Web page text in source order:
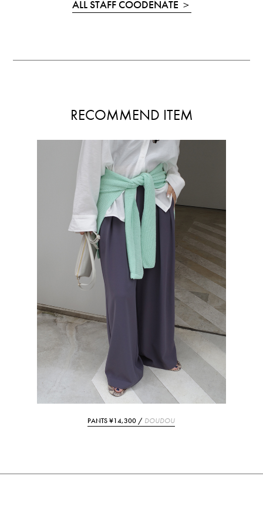
ALL STAFF COODENATE ＞
RECOMMEND ITEM
PANTS ¥14,300 / DOUDOU